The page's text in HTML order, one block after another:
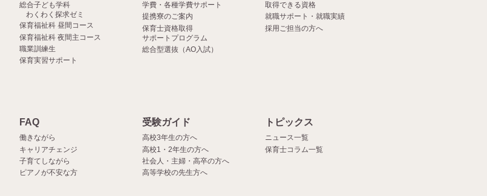
総合子ども学科
わくわく探求ゼミ
保育福祉科 昼間コース
保育福祉科 夜間主コース
職業訓練生
保育実習サポート
学費・各種学費サポート
提携寮のご案内
保育士資格取得
サポートプログラム
総合型選抜（AO入試）
取得できる資格
就職サポート・就職実績
採用ご担当の方へ
FAQ
働きながら
キャリアチェンジ
子育てしながら
ピアノが不安な方
受験ガイド
高校3年生の方へ
高校1・2年生の方へ
社会人・主婦・高卒の方へ
高等学校の先生方へ
トピックス
ニュース一覧
保育士コラム一覧